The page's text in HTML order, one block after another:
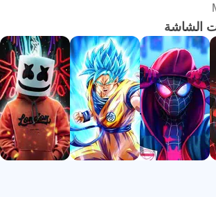
الخلفية؟
على الصورة المطلوبة.
عن الكلمات المفتاحية. يعمل البحث باللغة
الإنجليزية فقط، على سبيل المثال، اكتب "Brawl Stars" أو
عن طريق الوسوم، وهو يعمل على النحو
الشاشة